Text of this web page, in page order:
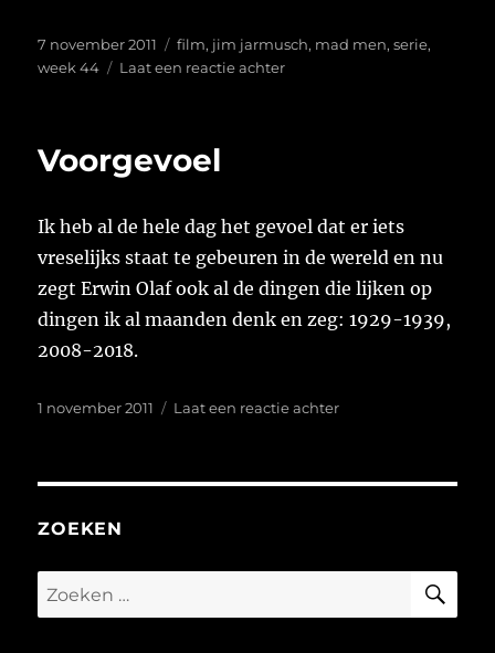
Geplaatst
op
7 november 2011 Tags
film, jim jarmusch, mad men,serie,
week 44
Laat een reactie achterop
Voorgevoel
Ik heb al de hele dag het gevoel dat er iets
vreselijks staat te gebeuren in de wereld en nu
zegt Erwin Olaf ook al de dingen die lijken op
dingen ik al maanden denk en zeg: 1929-1939,
2008-2018.
Geplaatst
1 november 2011 Laat een reactie achterop
ZOEKEN
Zoeken
naar: